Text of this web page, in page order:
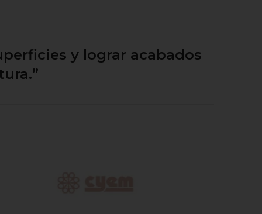
y lograr acabados